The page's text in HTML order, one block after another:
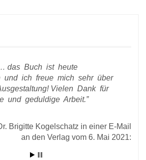
das Buch ist heute
und ich freue mich sehr über
Vielen Dank für
und geduldige Arbeit.
Brigitte Kogelschatz in einer E-Mail
an den Verlag vom 6. Mai 2021: